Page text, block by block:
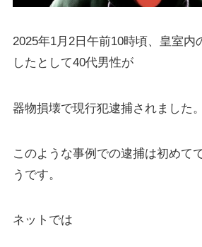
2025年1月2日午前10時頃、皇室内
したとして40代男性が
器物損壊で現行犯逮捕されました。
このような事例での逮捕は初めて
うです。
ネットでは